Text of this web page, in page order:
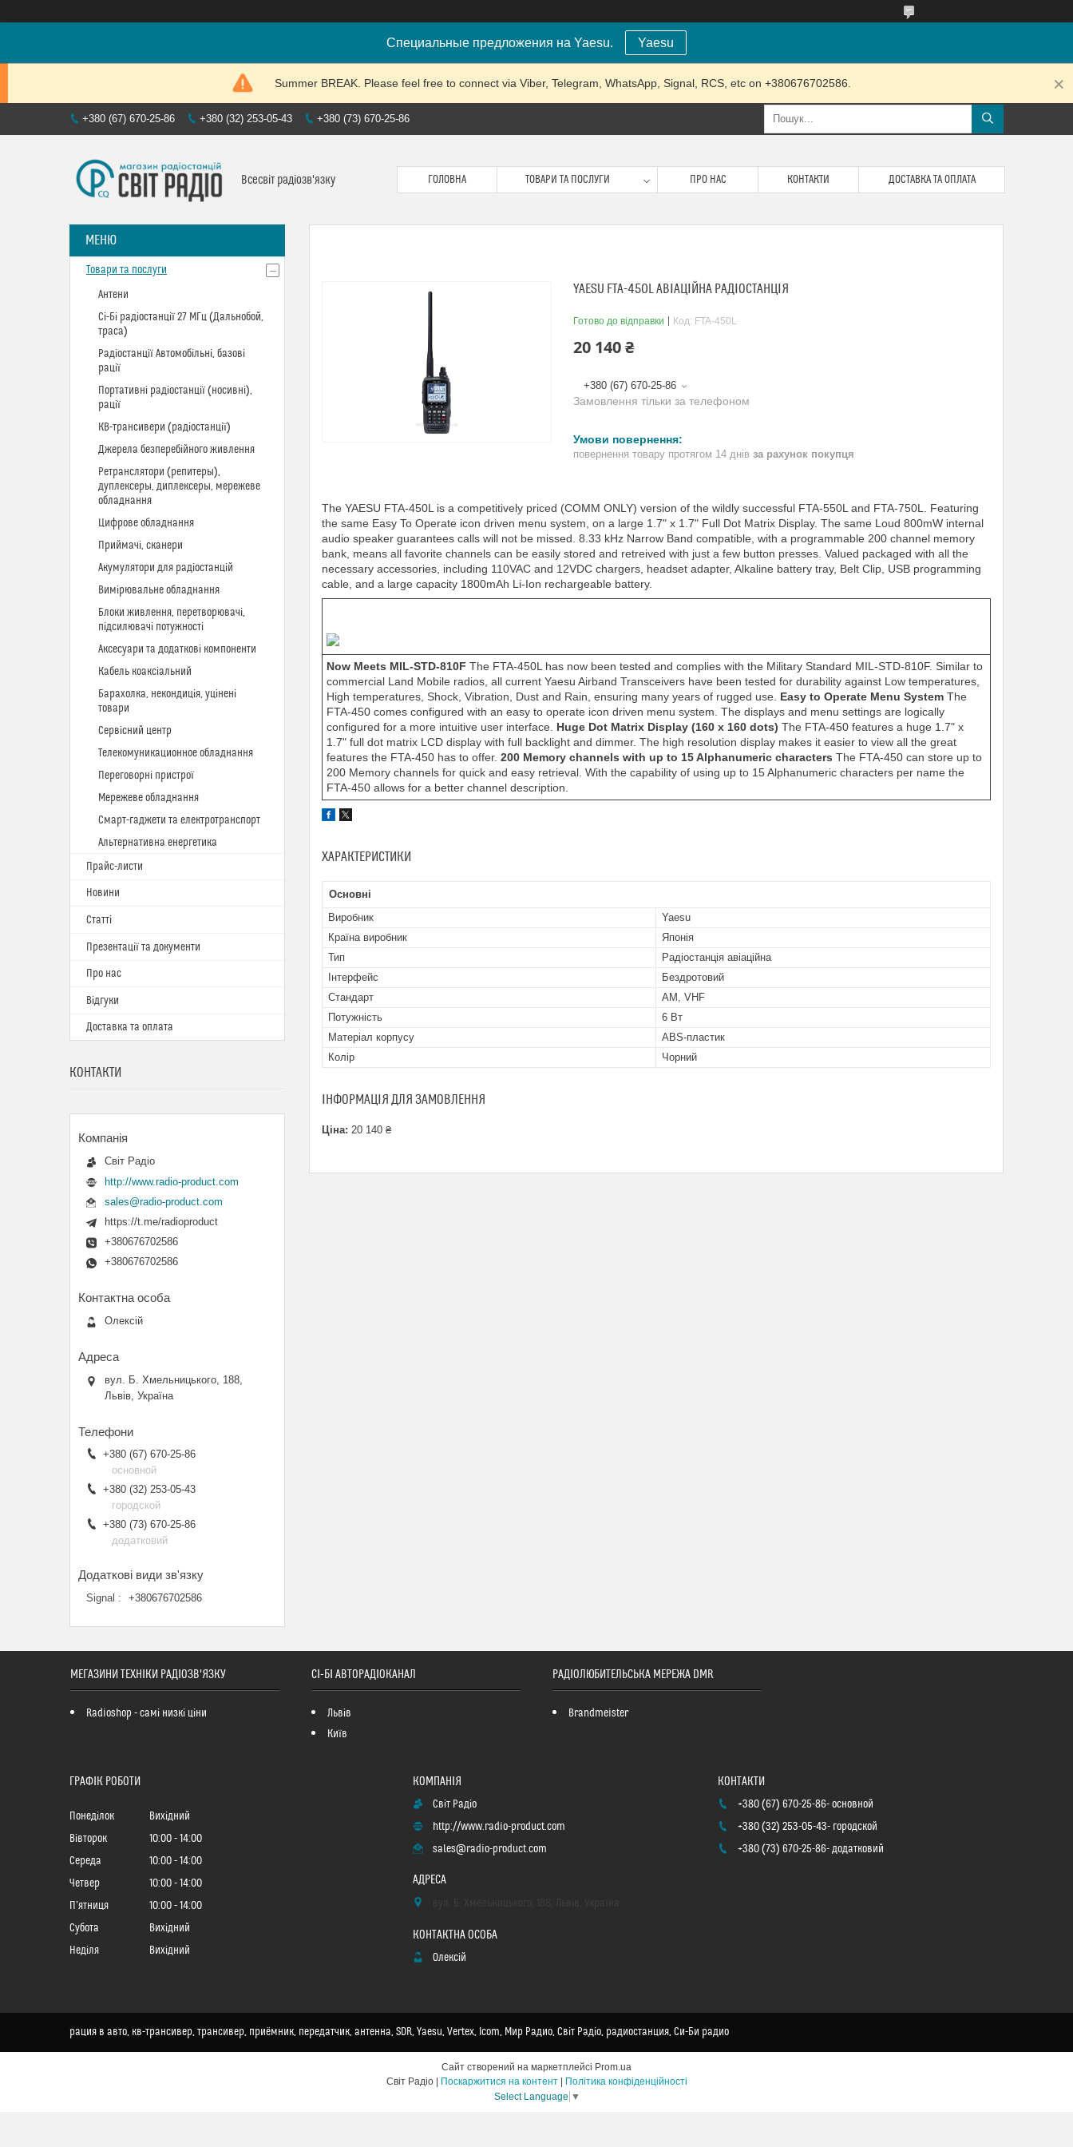
Специальные предложения на Yaesu. Yaesu
Summer BREAK. Please feel free to connect via Viber, Telegram, WhatsApp, Signal, RCS, etc on +380676702586.
+380 (67) 670-25-86 +380 (32) 253-05-43 +380 (73) 670-25-86
Всесвіт радіозв'язку ГОЛОВНА ТОВАРИ ТА ПОСЛУГИ ПРО НАС КОНТАКТИ ДОСТАВКА ТА ОПЛАТА
YAESU FTA-450L АВІАЦІЙНА РАДІОСТАНЦІЯ
Готово до відправки Код: FTA-450L
20 140 ₴
+380 (67) 670-25-86
Замовлення тільки за телефоном
повернення товару протягом 14 днів за рахунок покупця
The YAESU FTA-450L is a competitively priced (COMM ONLY) version of the wildly successful FTA-550L and FTA-750L. Featuring
the same Easy To Operate icon driven menu system, on a large 1.7" x 1.7" Full Dot Matrix Display. The same Loud 800mW internal
audio speaker guarantees calls will not be missed. 8.33 kHz Narrow Band compatible, with a programmable 200 channel memory
bank, means all favorite channels can be easily stored and retreived with just a few button presses. Valued packaged with all the
necessary accessories, including 110VAC and 12VDC chargers, headset adapter, Alkaline battery tray, Belt Clip, USB programming
cable, and a large capacity 1800mAh Li-Ion rechargeable battery.
Now Meets MIL-STD-810F The FTA-450L has now been tested and complies with the Military Standard MIL-STD-810F. Similar to
commercial Land Mobile radios, all current Yaesu Airband Transceivers have been tested for durability against Low temperatures,
High temperatures, Shock, Vibration, Dust and Rain, ensuring many years of rugged use. Easy to Operate Menu System The
FTA-450 comes configured with an easy to operate icon driven menu system. The displays and menu settings are logically
configured for a more intuitive user interface. Huge Dot Matrix Display (160 x 160 dots) The FTA-450 features a huge 1.7" x
1.7" full dot matrix LCD display with full backlight and dimmer. The high resolution display makes it easier to view all the great
features the FTA-450 has to offer. 200 Memory channels with up to 15 Alphanumeric characters The FTA-450 can store up to
200 Memory channels for quick and easy retrieval. With the capability of using up to 15 Alphanumeric characters per name the
FTA-450 allows for a better channel description.
ХАРАКТЕРИСТИКИ
Основні
Виробник
Yaesu
Країна виробник
Японія
Тип
Радіостанція авіаційна
Інтерфейс
Бездротовий
Стандарт
AM, VHF
Потужність
6 Вт
Матеріал корпусу
ABS-пластик
Колір
Чорний
ІНФОРМАЦІЯ ДЛЯ ЗАМОВЛЕННЯ
Ціна: 20 140 ₴
Товари та послуги
Антени
Сі-Бі радіостанції 27 МГц (Дальнобой,
траса)
Радіостанції Автомобільні, базові
рації
Портативні радіостанції (носивні),
рації
КВ-трансивери (радіостанції)
Джерела безперебійного живлення
Ретранслятори (репитеры),
дуплексеры, диплексеры, мережеве
обладнання
Цифрове обладнання
Приймачі, сканери
Акумулятори для радіостанцій
Вимірювальне обладнання
Блоки живлення, перетворювачі,
підсилювачі потужності
Аксесуари та додаткові компоненти
Кабель коаксіальний
Барахолка, некондиція, уцінені
товари
Сервісний центр
Телекомуникационное обладнання
Переговорні пристрої
Мережеве обладнання
Смарт-гаджети та електротранспорт
Альтернативна енергетика
Прайс-листи
Новини
Статті
Презентації та документи
Про нас
Відгуки
Доставка та оплата
КОНТАКТИ
Світ Радіо
http://www.radio-product.com
sales@radio-product.com
https://t.me/radioproduct
+380676702586
+380676702586
Олексій
вул. Б. Хмельницького, 188,
Львів, Україна
+380 (67) 670-25-86
основной
+380 (32) 253-05-43
городской
+380 (73) 670-25-86
додатковий
Signal +380676702586
МЕГАЗИНИ ТЕХНІКИ РАДІОЗВ'ЯЗКУ
Radioshop - самі низкі ціни
СІ-БІ АВТОРАДІОКАНАЛ
Львів
Київ
РАДІОЛЮБИТЕЛЬСЬКА МЕРЕЖА DMR
Brandmeister
ГРАФІК РОБОТИ
Понеділок
Вихідний
Вівторок
10:00
14:00
Середа
10:00
14:00
Четвер
10:00
14:00
Пʼятниця
10:00
14:00
Субота
Вихідний
Неділя
Вихідний
Світ Радіо
http://www.radio-product.com
sales@radio-product.com
Олексій
+380 (67) 670-25-86 основной
+380 (32) 253-05-43 городской
+380 (73) 670-25-86 додатковий
рация в авто, кв-трансивер, трансивер, приёмник, передатчик, антенна, SDR, Yaesu, Vertex, Icom, Мир Радио, Світ Радіо, радиостанция, Си-Би радио
Сайт створений на маркетплейсі Prom.ua
Поскаржитися на контент
Політика конфіденційності
Select Language ▼